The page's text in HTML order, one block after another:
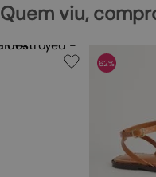
Quem viu,
62%